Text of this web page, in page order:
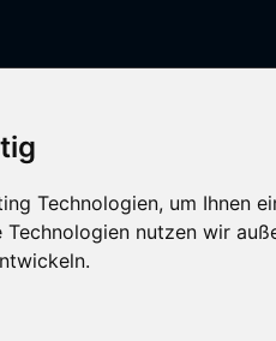
Technologien, um Ihnen
nutzen wir
wird aktuell gewartet.